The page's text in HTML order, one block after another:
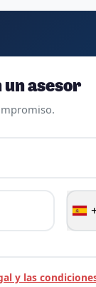
un asesor
y las